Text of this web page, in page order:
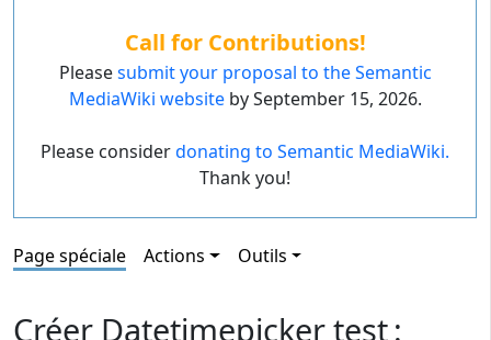
Call for Contributions!
Pleasesubmit your proposal to the Semantic
MediaWiki websiteby September 15, 2026.
Please considerdonating to Semantic MediaWiki.
Thank you!
Page spéciale Actions Outils
Créer Datetimepicker test :